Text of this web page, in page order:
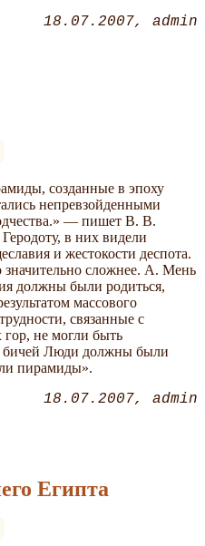
18.07.2007 admin
созданные в эпоху
непревзойденными
— пишет В. В.
в них видели
и жестокости деспота.
значительно сложнее. А. Мень
должны были родиться,
массового
связанные с
гор, не могли быть
бичей Люди должны были
пирамиды».
18.07.2007 admin
Египта